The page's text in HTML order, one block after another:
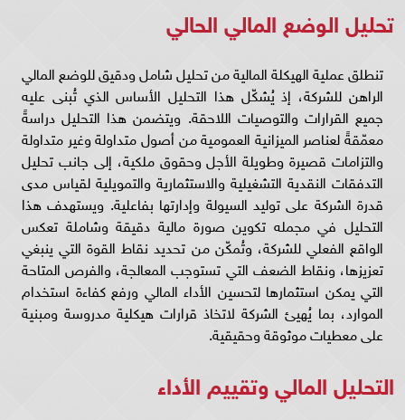
تحليل الوضع المالي الحالي
تنطلق عملية الهيكلة المالية من تحليل شامل ودقيق للوضع المالي
الراهن للشركة، إذ يُشكّل هذا التحليل الأساس الذي تُبنى عليه
جميع القرارات والتوصيات اللاحقة. ويتضمن هذا التحليل دراسةً
معمّقةً لعناصر الميزانية العمومية من أصول متداولة وغير متداولة
والتزامات قصيرة وطويلة الأجل وحقوق ملكية، إلى جانب تحليل
التدفقات النقدية التشغيلية والاستثمارية والتمويلية لقياس مدى
قدرة الشركة على توليد السيولة وإدارتها بفاعلية. ويستهدف هذا
التحليل في مجمله تكوين صورة مالية دقيقة وشاملة تعكس
الواقع الفعلي للشركة، وتُمكّن من تحديد نقاط القوة التي ينبغي
تعزيزها، ونقاط الضعف التي تستوجب المعالجة، والفرص المتاحة
التي يمكن استثمارها لتحسين الأداء المالي ورفع كفاءة استخدام
الموارد، بما يُهيئ الشركة لاتخاذ قرارات هيكلية مدروسة ومبنية
على معطيات موثوقة وحقيقية.
التحليل المالي وتقييم الأداء